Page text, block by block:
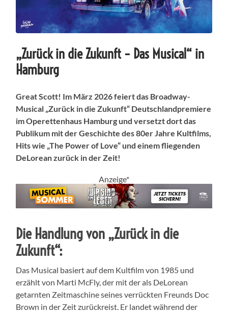
„Zurück in die Zukunft – Das Musical“ in
Hamburg
Great Scott! Im März 2026 feiert das Broadway-
Musical „Zurück in die Zukunft“ Deutschlandpremiere
im Operettenhaus Hamburg und versetzt dort das
Publikum mit der Geschichte des 80er Jahre Kultfilms,
Hits wie „The Power of Love“ und einem fliegenden
DeLorean zurück in der Zeit!
Anzeige*
Die Handlung von „Zurück in die
Zukunft“:
Das Musical basiert auf dem Kultfilm von 1985 und
erzählt von Marti McFly, der mit der als DeLorean
getarnten Zeitmaschine seines verrückten Freunds Doc
Brown in der Zeit zurückreist. Er landet während der